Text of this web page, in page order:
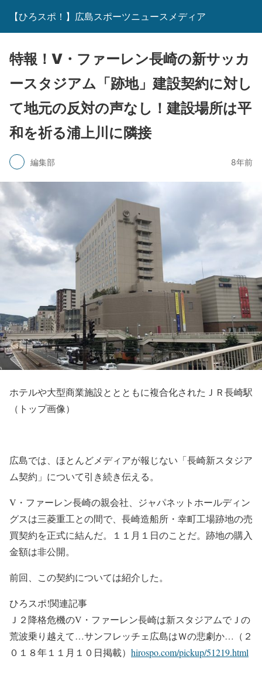
【ひろスポ！】広島スポーツニュースメディア
特報！V・ファーレン長崎の新サッカ
ースタジアム「跡地」建設契約に対し
て地元の反対の声なし！建設場所は平
和を祈る浦上川に隣接
編集部 8年前
ホテルや大型商業施設ととともに複合化されたＪＲ長崎駅
（トップ画像）
広島では、ほとんどメディアが報じない「長崎新スタジア
ム契約」について引き続き伝える。
V・ファーレン長崎の親会社、ジャパネットホールディン
グスは三菱重工との間で、長崎造船所・幸町工場跡地の売
買契約を正式に結んだ。１１月１日のことだ。跡地の購入
金額は非公開。
前回、この契約については紹介した。
ひろスポ!関連記事
Ｊ２降格危機のV・ファーレン長崎は新スタジアムでＪの
荒波乗り越えて…サンフレッチェ広島はＷの悲劇か…（２
０１８年１１月１０日掲載） hirospo.com/pickup/51219.html